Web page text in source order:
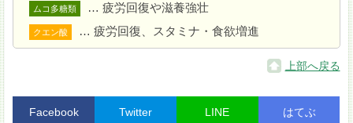
ムコ多糖類 … 疲労回復や滋養強壮
クエン酸 … 疲労回復、スタミナ・食欲増進
上部へ戻る
Facebook Twitter LINE はてぶ